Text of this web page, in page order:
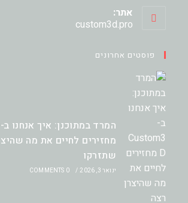
אתר:
custom3d.pro
פוסטים אחרונים
מחזירים לחיים את מה
שתזרקו
ינואר 3, 2026 /
0 COMMENTS